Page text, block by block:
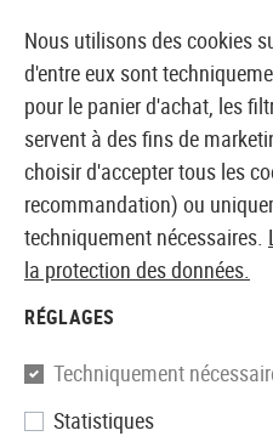
BOUTIQUE ET
Accueil Airguns
Legends
Makarov Co2
Nous utilisons des cookies
d'entre eux sont
pour le panier d'achat, les
servent à des fins de
choisir d'accepter tous les
recommandation) ou
techniquement nécessaires.
la protection des données.
RÉGLAGES
Techniquement
Statistiques